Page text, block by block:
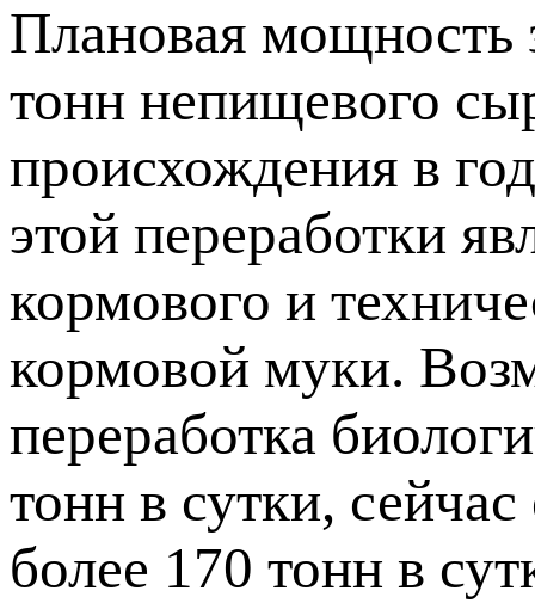
Плановая мощность
тонн непищевого
происхождения в
этой переработки
кормового и
кормовой муки.
переработка
тонн в сутки,
более 170 тонн в